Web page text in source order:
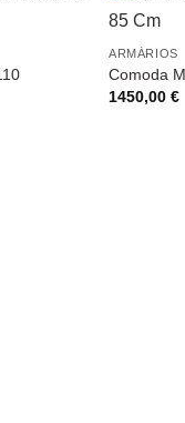
ARMÁRIOS
Comoda
1450,00€